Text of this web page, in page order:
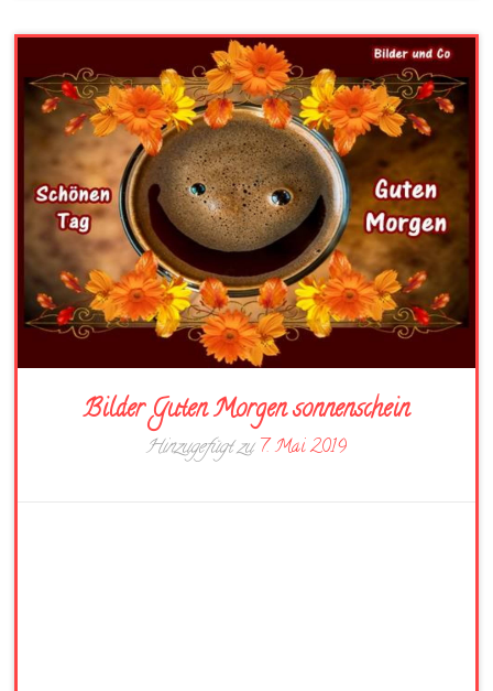
Bilder Guten Morgen sonnenschein
Hinzugefügt zu7. Mai 2019